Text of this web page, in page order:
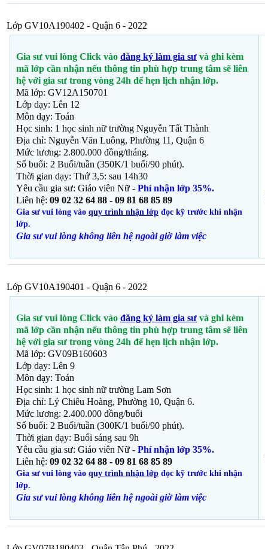
Lớp GV10A190402 - Quận 6 - 2022
Gia sư vui lòng Click vào đăng ký làm gia sư và ghi kèm
mã lớp cần nhận nếu thông tin phù hợp trung tâm sẽ liên
hệ với gia sư trong vòng 24h để hẹn lịch nhận lớp.
Mã lớp: GV12A150701
Lớp dạy: Lên 12
Môn dạy: Toán
Học sinh: 1 học sinh nữ trường Nguyễn Tất Thành
Địa chỉ: Nguyễn Văn Luông, Phường 11, Quận 6
Mức lương: 2.800.000 đồng/tháng.
Số buổi: 2 Buổi/tuần (350K/1 buổi/90 phút).
Thời gian dạy: Thứ 3,5: sau 14h30
Yêu cầu gia sư: Giáo viên Nữ - Phí nhận lớp 35%.
Liên hệ: 09 02 32 64 88 - 09 81 68 85 89
Gia sư vui lòng vào quy trình nhận lớp đọc kỹ trước khi nhận
lớp.
Gia sư vui lòng không liên hệ ngoài giờlàm việc
Lớp GV10A190401 - Quận 6 - 2022
Gia sư vui lòng Click vào đăng ký làm gia sư và ghi kèm
mã lớp cần nhận nếu thông tin phù hợp trung tâm sẽ liên
hệ với gia sư trong vòng 24h để hẹn lịch nhận lớp.
Mã lớp: GV09B160603
Lớp dạy: Lên 9
Môn dạy: Toán
Học sinh: 1 học sinh nữ trường Lam Sơn
Địa chỉ: Lý Chiêu Hoàng, Phường 10, Quận 6.
Mức lương: 2.400.000 đồng/buổi
Số buổi: 2 Buổi/tuần (300K/1 buổi/90 phút).
Thời gian dạy: Buổi sáng sau 9h
Yêu cầu gia sư: Giáo viên Nữ - Phí nhận lớp 35%.
Liên hệ: 09 02 32 64 88 - 09 81 68 85 89
Gia sư vui lòng vào quy trình nhận lớp đọc kỹ trước khi nhận
lớp.
Gia sư vui lòng không liên hệ ngoài giờlàm việc